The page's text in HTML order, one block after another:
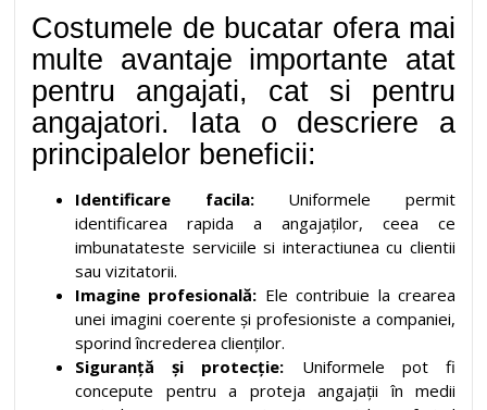
Costumele de bucatar ofera mai
multe avantaje importante atat
pentru angajati, cat si pentru
angajatori. Iata o descriere a
principalelor beneficii:
Identificare facila:Uniformele permit
identificarea rapida a angajaților, ceea ce
imbunatateste serviciile si interactiunea cu clientii
sau vizitatorii.
Imagine profesională: Ele contribuie la crearea
unei imagini coerente și profesioniste a companiei,
sporind încrederea clienților.
Siguranță și protecție: Uniformele pot fi
concepute pentru a proteja angajații în medii